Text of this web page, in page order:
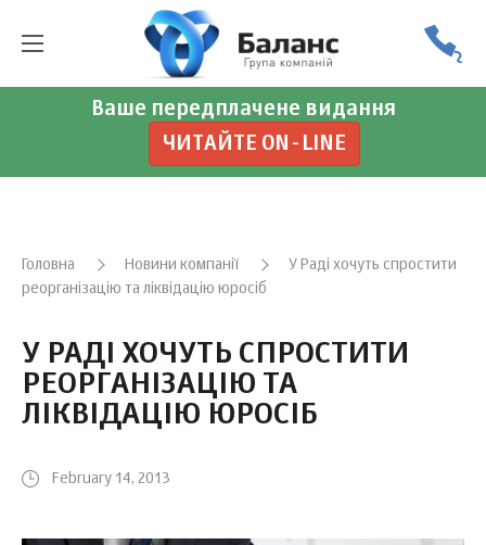
Ваше передплачене видання
ЧИТАЙТЕ ON-LINE
Головна Новини компанії
У Раді хочуть спростити
реорганізацію та ліквідацію юросіб
У РАДІ ХОЧУТЬ СПРОСТИТИ
РЕОРГАНІЗАЦІЮ ТА
ЛІКВІДАЦІЮ ЮРОСІБ
February 14, 2013